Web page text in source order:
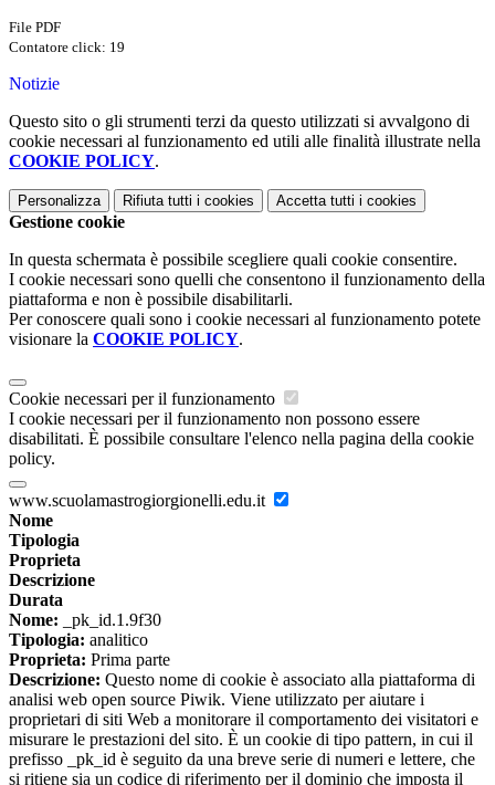
File PDF
Contatore click: 19
Notizie
Questo sito o gli strumenti terzi da questo utilizzati si avvalgono di
cookie necessari al funzionamento ed utili alle finalità illustrate nella
COOKIE POLICY.
Personalizza Rifiuta tutti i cookies Accetta tutti i cookies
Gestione cookie
In questa schermata è possibile scegliere quali cookie consentire.
I cookie necessari sono quelli che consentono il funzionamento della
piattaforma e non è possibile disabilitarli.
Per conoscere quali sono i cookie necessari al funzionamento potete
visionare la COOKIE POLICY.
Cookie necessari per il funzionamento
I cookie necessari per il funzionamento non possono essere
disabilitati. È possibile consultare l'elenco nella pagina della cookie
policy.
www.scuolamastrogiorgionelli.edu.it
Nome
Tipologia
Proprieta
Descrizione
Durata
Nome: _pk_id.1.9f30
Tipologia: analitico
Proprieta: Prima parte
Descrizione: Questo nome di cookie è associato alla piattaforma di
analisi web open source Piwik. Viene utilizzato per aiutare i
proprietari di siti Web a monitorare il comportamento dei visitatori e
misurare le prestazioni del sito. È un cookie di tipo pattern, in cui il
prefisso _pk_id è seguito da una breve serie di numeri e lettere, che
si ritiene sia un codice di riferimento per il dominio che imposta il